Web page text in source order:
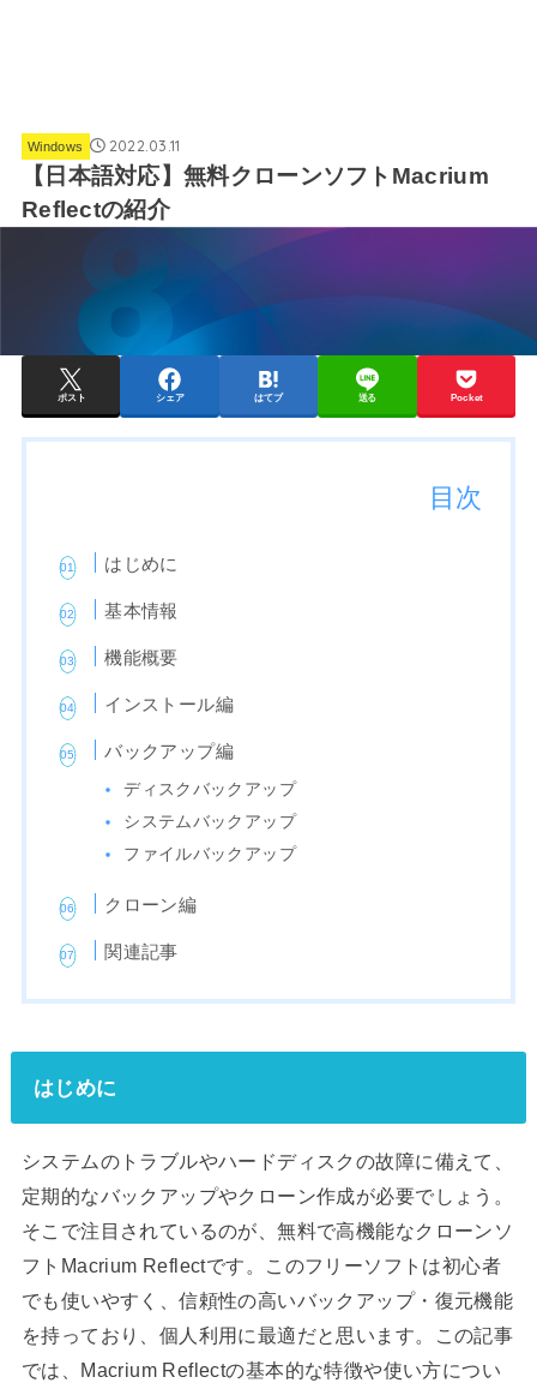
Windows 2022.03.11
【日本語対応】無料クローンソフトMacrium
Reflectの紹介
ポスト シェア はてブ 送る Pocket
目次
はじめに
基本情報
機能概要
インストール編
バックアップ編
ディスクバックアップ
システムバックアップ
ファイルバックアップ
クローン編
関連記事
はじめに
システムのトラブルやハードディスクの故障に備えて、
定期的なバックアップやクローン作成が必要でしょう。
そこで注目されているのが、無料で高機能なクローンソ
フトMacrium Reflectです。このフリーソフトは初心者
でも使いやすく、信頼性の高いバックアップ・復元機能
を持っており、個人利用に最適だと思います。この記事
では、Macrium Reflectの基本的な特徴や使い方につい